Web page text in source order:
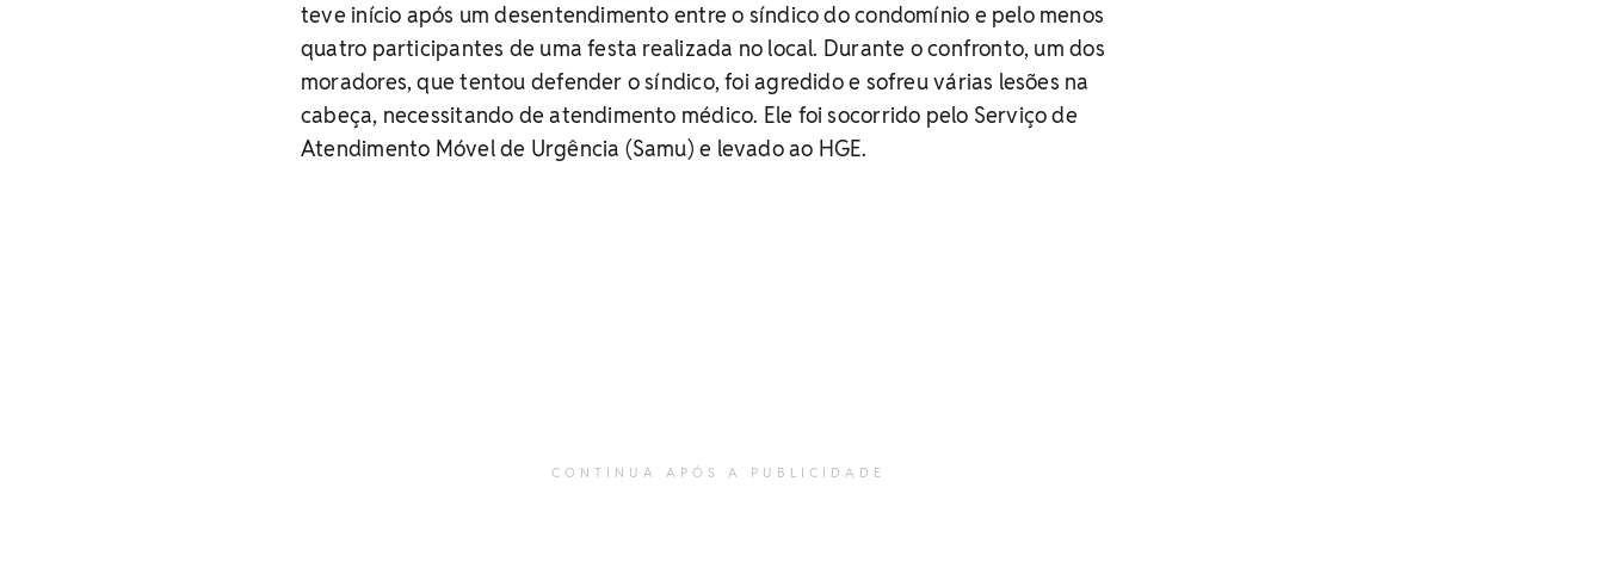
teve início após um desentendimento entre o síndico do condomínio e pelo menos
quatro participantes de uma festa realizada no local. Durante o confronto, um dos
moradores, que tentou defender o síndico, foi agredido e sofreu várias lesões na
cabeça, necessitando de atendimento médico. Ele foi socorrido pelo Serviço de
Atendimento Móvel de Urgência (Samu) e levado ao HGE.
CONTINUA APÓS A PUBLICIDADE